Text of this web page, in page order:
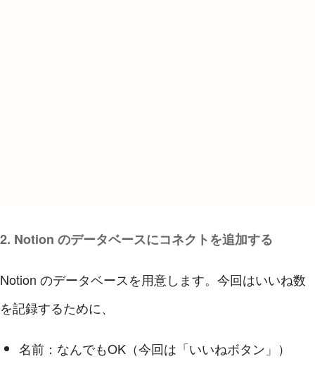
2. Notion のデータベースにコネクトを追加する
Notion のデータベースを用意します。今回はいいね数
を記録するために、
名前：なんでもOK（今回は「いいねボタン」）